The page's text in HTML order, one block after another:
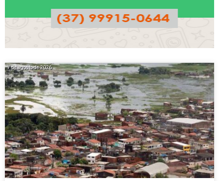
7 de agosto de 2026